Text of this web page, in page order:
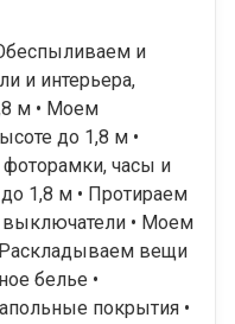
и
и интерьера,
м • Моем
до 1,8 м •
часы и
1,8 м • Протираем
выключатели • Моем
Раскладываем вещи
белье •
покрытия •